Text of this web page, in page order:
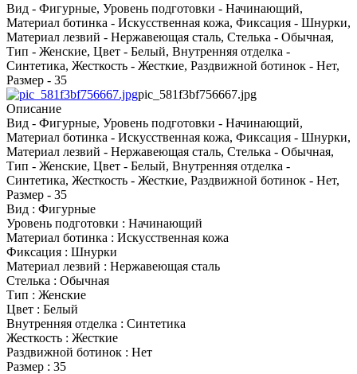
Вид - Фигурные, Уровень подготовки - Начинающий,
Материал ботинка - Искусственная кожа, Фиксация - Шнурки,
Материал лезвий - Нержавеющая сталь, Стелька - Обычная,
Тип - Женские, Цвет - Белый, Внутренняя отделка -
Синтетика, Жесткость - Жесткие, Раздвижной ботинок - Нет,
Размер - 35
pic_581f3bf756667.jpg
Описание
Вид - Фигурные, Уровень подготовки - Начинающий,
Материал ботинка - Искусственная кожа, Фиксация - Шнурки,
Материал лезвий - Нержавеющая сталь, Стелька - Обычная,
Тип - Женские, Цвет - Белый, Внутренняя отделка -
Синтетика, Жесткость - Жесткие, Раздвижной ботинок - Нет,
Размер - 35
Вид : Фигурные
Уровень подготовки : Начинающий
Материал ботинка : Искусственная кожа
Фиксация : Шнурки
Материал лезвий : Нержавеющая сталь
Стелька : Обычная
Тип : Женские
Цвет : Белый
Внутренняя отделка : Синтетика
Жесткость : Жесткие
Раздвижной ботинок : Нет
Размер : 35